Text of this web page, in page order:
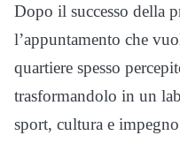
Dopo il successo della
l’appuntamento che
quartiere spesso
trasformandolo in un
sport, cultura e